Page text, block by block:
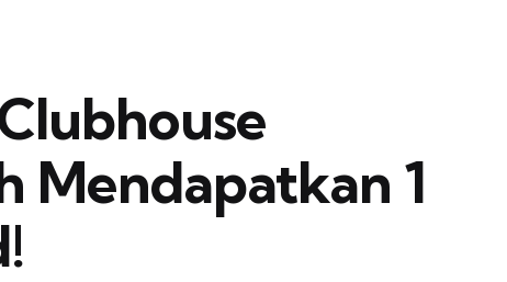
Mendapatkan 1